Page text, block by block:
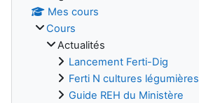
Mes cours
Cours
Actualités
Lancement Ferti-Dig
Ferti N cultures légumières
Guide REH du Ministère